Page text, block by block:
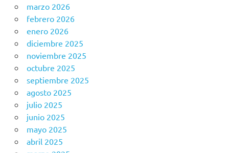
marzo 2026
febrero 2026
enero 2026
diciembre 2025
noviembre 2025
octubre 2025
septiembre 2025
agosto 2025
julio 2025
junio 2025
mayo 2025
abril 2025